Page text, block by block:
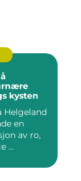
kysten
Helgeland
en
av ro,
...